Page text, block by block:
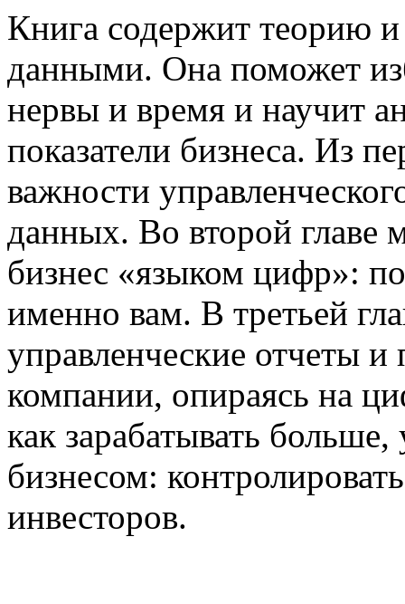
Книга содержит теорию
данными. Она поможет
нервы и время и научит
показатели бизнеса. Из
важности
данных. Во второй главе
бизнес «языком цифр»:
именно вам. В третьей
управленческие отчеты и
компании, опираясь на
как зарабатывать
бизнесом:
инвесторов.